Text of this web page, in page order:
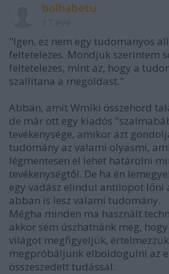
bolhabetu
"Igen, ez nem egy tudomanyos
feltetelezes. Mondjuk szerintem
feltetelezes, mint az, hogy a
szallitana a megoldast."
Abban, amit Wmiki összehord
de már ott egy kiadós
tevékenysége, amikor azt
tudomány az valami olyasmi,
légmentesen el lehet határolni
tevékenységtől. De ha én
egy vadász elindul antilopot lőni
abban is lesz valami tudomány.
Mégha minden ma használt
akkor sem úszhatnánk meg,
világot megfigyeljük,
megpróbáljunk elboldogulni az
összeszedett tudással.